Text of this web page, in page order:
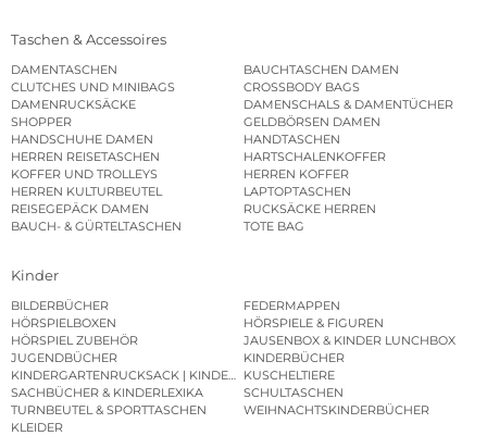
Taschen & Accessoires
DAMENTASCHEN
BAUCHTASCHEN DAMEN
CLUTCHES UND MINIBAGS
CROSSBODY BAGS
DAMENRUCKSÄCKE
DAMENSCHALS & DAMENTÜCHER
SHOPPER
GELDBÖRSEN DAMEN
HANDSCHUHE DAMEN
HANDTASCHEN
HERREN REISETASCHEN
HARTSCHALENKOFFER
KOFFER UND TROLLEYS
HERREN KOFFER
HERREN KULTURBEUTEL
LAPTOPTASCHEN
REISEGEPÄCK DAMEN
RUCKSÄCKE HERREN
BAUCH- & GÜRTELTASCHEN
TOTE BAG
Kinder
BILDERBÜCHER
FEDERMAPPEN
HÖRSPIELBOXEN
HÖRSPIELE & FIGUREN
HÖRSPIEL ZUBEHÖR
JAUSENBOX & KINDER LUNCHBOX
JUGENDBÜCHER
KINDERBÜCHER
KINDERGARTENRUCKSACK | KINDERGARTENBEUTEL
KUSCHELTIERE
SACHBÜCHER & KINDERLEXIKA
SCHULTASCHEN
TURNBEUTEL & SPORTTASCHEN
WEIHNACHTSKINDERBÜCHER
KLEIDER